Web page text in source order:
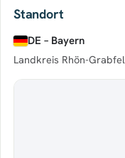
Standort
DE – Bayern
Landkreis Rhön-